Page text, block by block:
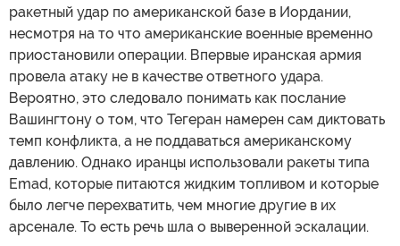
ракетный удар по американской базе в Иордании,
несмотря на то что американские военные временно
приостановили операции. Впервые иранская армия
провела атаку не в качестве ответного удара.
Вероятно, это следовало понимать как послание
Вашингтону о том, что Тегеран намерен сам диктовать
темп конфликта, а не поддаваться американскому
давлению. Однако иранцы использовали ракеты типа
Emad, которые питаются жидким топливом и которые
было легче перехватить, чем многие другие в их
арсенале. То есть речь шла о выверенной эскалации.